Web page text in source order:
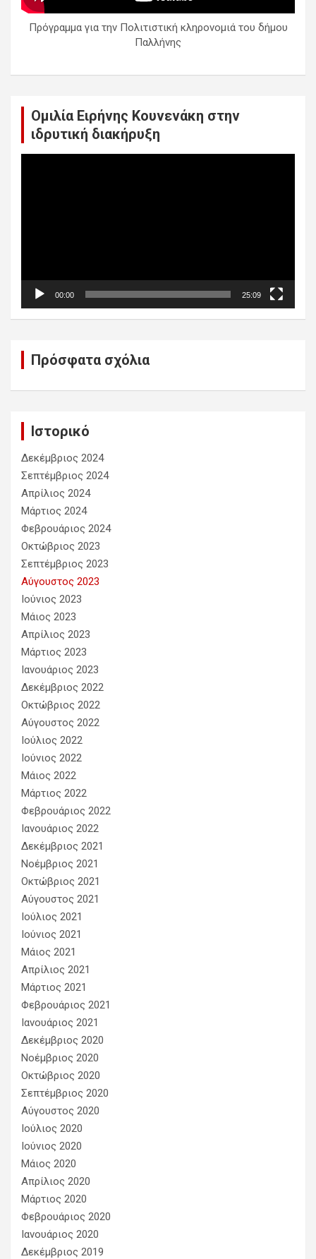
Πρόγραμμα για την Πολιτιστική κληρονομιά του δήμου
Παλλήνης
Ομιλία Ειρήνης Κουνενάκη στην
ιδρυτική διακήρυξη
00:00 25:09
Πρόσφατα σχόλια
Ιστορικό
Δεκέμβριος 2024
Σεπτέμβριος 2024
Απρίλιος 2024
Μάρτιος 2024
Φεβρουάριος 2024
Οκτώβριος 2023
Σεπτέμβριος 2023
Αύγουστος 2023
Ιούνιος 2023
Μάιος 2023
Απρίλιος 2023
Μάρτιος 2023
Ιανουάριος 2023
Δεκέμβριος 2022
Οκτώβριος 2022
Αύγουστος 2022
Ιούλιος 2022
Ιούνιος 2022
Μάιος 2022
Μάρτιος 2022
Φεβρουάριος 2022
Ιανουάριος 2022
Δεκέμβριος 2021
Νοέμβριος 2021
Οκτώβριος 2021
Αύγουστος 2021
Ιούλιος 2021
Ιούνιος 2021
Μάιος 2021
Απρίλιος 2021
Μάρτιος 2021
Φεβρουάριος 2021
Ιανουάριος 2021
Δεκέμβριος 2020
Νοέμβριος 2020
Οκτώβριος 2020
Σεπτέμβριος 2020
Αύγουστος 2020
Ιούλιος 2020
Ιούνιος 2020
Μάιος 2020
Απρίλιος 2020
Μάρτιος 2020
Φεβρουάριος 2020
Ιανουάριος 2020
Δεκέμβριος 2019